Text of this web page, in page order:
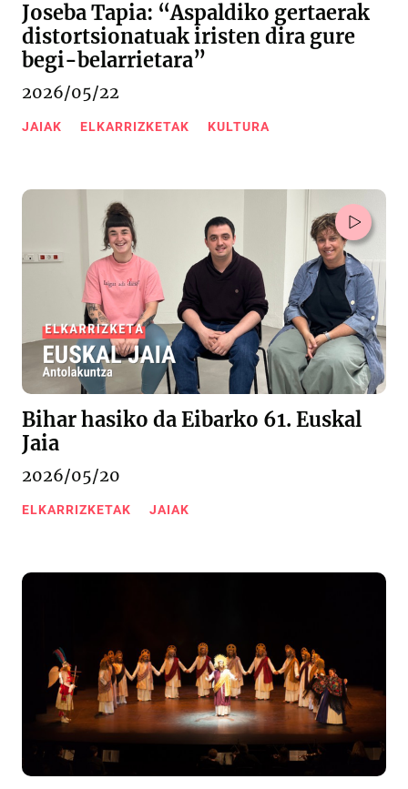
Joseba Tapia: “Aspaldiko gertaerak
distortsionatuak iristen dira gure
begi-belarrietara”
2026/05/22
JAIAK ELKARRIZKETAK KULTURA
Bihar hasiko da Eibarko 61. Euskal
Jaia
2026/05/20
ELKARRIZKETAK JAIAK